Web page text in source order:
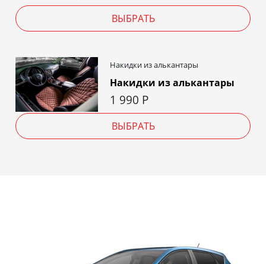
ВЫБРАТЬ
Накидки из алькантары
Накидки из алькантары
1 990 Р
ВЫБРАТЬ